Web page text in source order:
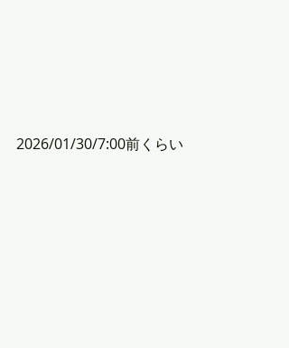
2026/01/30/7:00前くらい